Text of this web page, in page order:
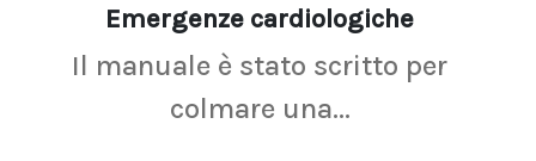
Emergenze cardiologiche
Il manuale è stato scritto per
colmare una...